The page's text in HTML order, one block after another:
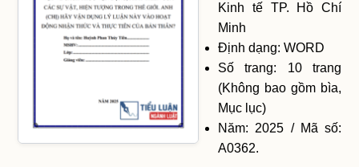
Kinh tế TP. Hồ Chí
Minh
Định dạng: WORD
Số trang: 10 trang
(Không bao gồm bìa,
Mục lục)
Năm: 2025 / Mã số:
A0362.